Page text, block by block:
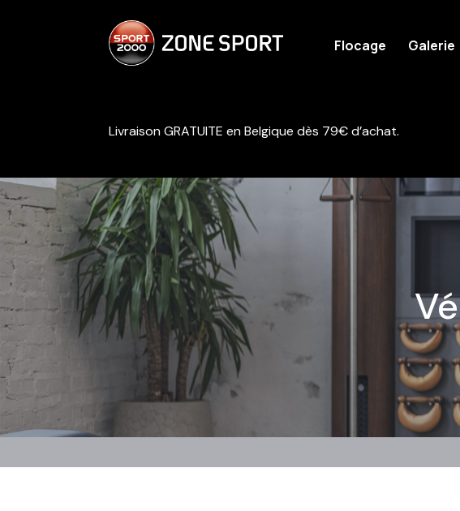
Flocage Galerie
Livraison GRATUITE en Belgique dès 79€ d’achat.